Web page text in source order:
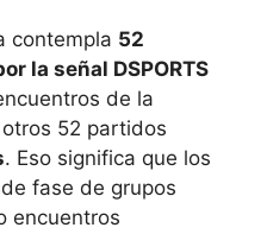
contempla 52
la señal DSPORTS
de la
52 partidos
. Eso significa que los
fase de grupos
encuentros